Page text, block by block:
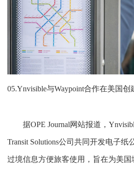
05.Ynvisible与Waypoint合作在美国
据OPE Journal网站报道，
Transit Solutions公司共同开发电子
过境信息方便旅客使用，旨在为美